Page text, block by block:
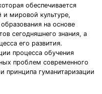
обеспечивается
мировой культуре,
на основе
сегодняшнего знания, а
его развития.
процесса обучения
проблем современного
принципа гуманитаризации